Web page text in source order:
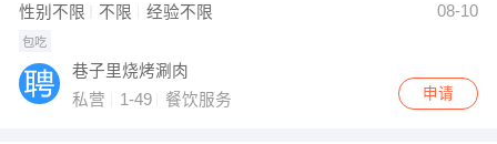
性别不限 不限 经验不限 08-10
包吃
巷子里烧烤涮肉
私营
1-49 餐饮服务 申请